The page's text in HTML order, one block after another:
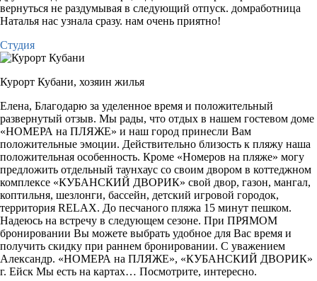
вернуться не раздумывая в следующий отпуск. домработница
Наталья нас узнала сразу. нам очень приятно!
Студия
Курорт Кубани, хозяин жилья
Елена, Благодарю за уделенное время и положительный
развернутый отзыв. Мы рады, что отдых в нашем гостевом доме
«НОМЕРА на ПЛЯЖЕ» и наш город принесли Вам
положительные эмоции. Действительно близость к пляжу наша
положительная особенность. Кроме «Номеров на пляже» могу
предложить отдельный таунхаус со своим двором в коттеджном
комплексе «КУБАНСКИЙ ДВОРИК» свой двор, газон, мангал,
коптильня, шезлонги, бассейн, детский игровой городок,
территория RELAX. До песчаного пляжа 15 минут пешком.
Надеюсь на встречу в следующем сезоне. При ПРЯМОМ
бронировании Вы можете выбрать удобное для Вас время и
получить скидку при раннем бронировании. С уважением
Александр. «НОМЕРА на ПЛЯЖЕ», «КУБАНСКИЙ ДВОРИК»
г. Ейск Мы есть на картах… Посмотрите, интересно.